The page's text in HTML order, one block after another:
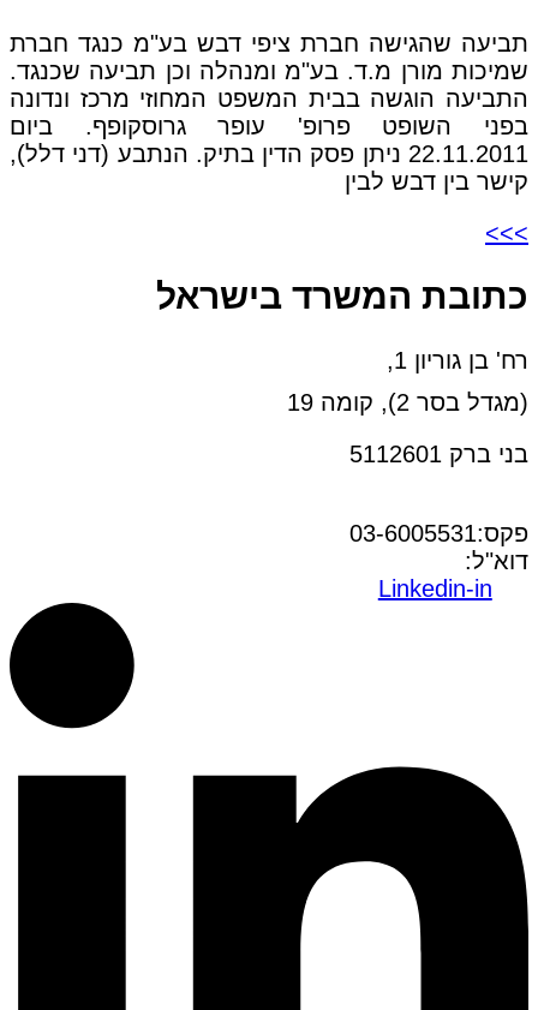
תביעה שהגישה חברת ציפי דבש בע"מ כנגד חברת
שמיכות מורן מ.ד. בע"מ ומנהלה וכן תביעה שכנגד.
התביעה הוגשה בבית המשפט המחוזי מרכז ונדונה
בפני השופט פרופ' עופר גרוסקופף. ביום
22.11.2011 ניתן פסק הדין בתיק. הנתבע (דני דלל),
קישר בין דבש לבין
>>>
כתובת המשרד בישראל
רח' בן גוריון 1,
(מגדל בסר 2), קומה 19
בני ברק 5112601
פקס:03-6005531
דוא"ל:
Linkedin-in